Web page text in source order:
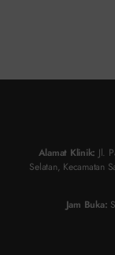
Alamat Klinik: Jl.
Selatan, Kecamatan
Jam Buka: